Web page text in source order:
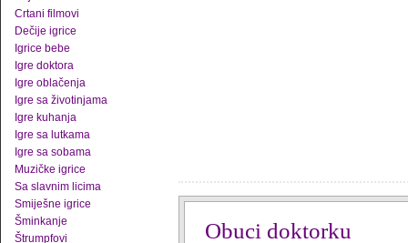
Crtani filmovi
Dečije igrice
Igrice bebe
Igre doktora
Igre oblačenja
Igre sa životinjama
Igre kuhanja
Igre sa lutkama
Igre sa sobama
Muzičke igrice
Sa slavnim licima
Smiješne igrice
Šminkanje
Štrumpfovi
Obuci doktorku